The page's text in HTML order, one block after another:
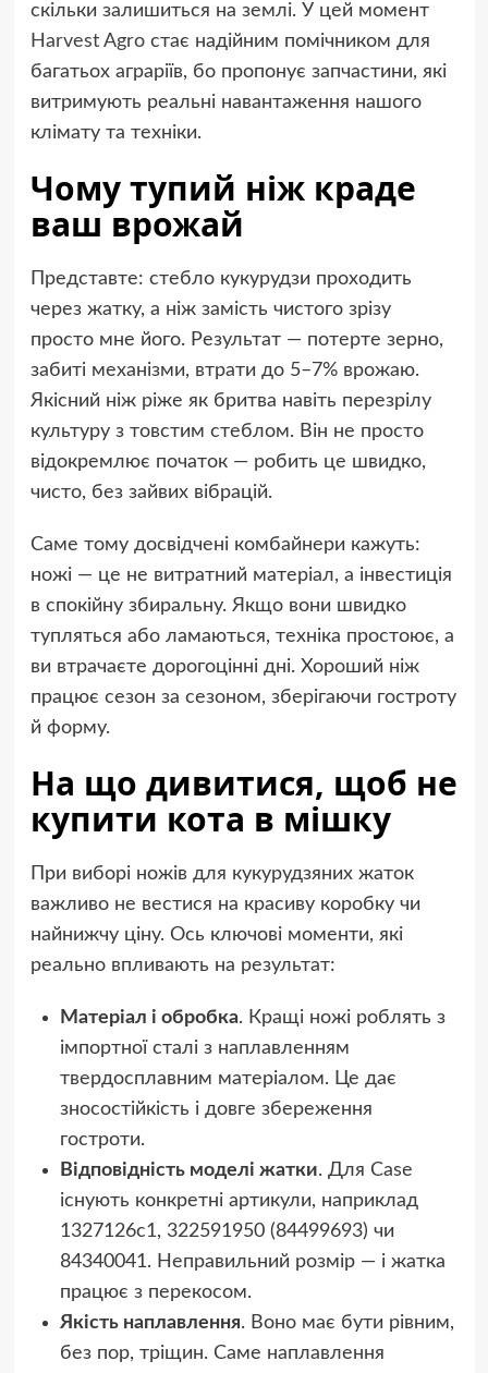
скільки залишиться на землі. У цей момент
Harvest Agroстає надійним помічником для
багатьох аграріїв, бо пропонує запчастини, які
витримують реальні навантаження нашого
клімату та техніки.
Чому тупий ніж краде
ваш врожай
Представте: стебло кукурудзи проходить
через жатку, а ніж замість чистого зрізу
просто мне його. Результат — потерте зерно,
забиті механізми, втрати до 5–7% врожаю.
Якісний ніж ріже як бритва навіть перезрілу
культуру з товстим стеблом. Він не просто
відокремлює початок — робить це швидко,
чисто, без зайвих вібрацій.
Саме тому досвідчені комбайнери кажуть:
ножі — це не витратний матеріал, а інвестиція
в спокійну збиральну. Якщо вони швидко
тупляться або ламаються, техніка простоює, а
ви втрачаєте дорогоцінні дні. Хороший ніж
працює сезон за сезоном, зберігаючи гостроту
й форму.
На що дивитися, щоб не
купити кота в мішку
При виборі ножів для кукурудзяних жаток
важливо не вестися на красиву коробку чи
найнижчу ціну. Ось ключові моменти, які
реально впливають на результат:
Матеріал і обробка. Кращі ножі роблять з
імпортної сталі з наплавленням
твердосплавним матеріалом. Це дає
зносостійкість і довге збереження
гостроти.
Відповідність моделі жатки. Для Case
існують конкретні артикули, наприклад
1327126c1, 322591950 (84499693) чи
84340041. Неправильний розмір — і жатка
працює з перекосом.
Якість наплавлення. Воно має бути рівним,
без пор, тріщин. Саме наплавлення